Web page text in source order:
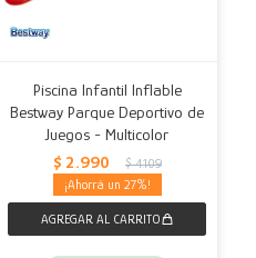
Piscina Infantil Inflable
Bestway Parque Deportivo de
Juegos - Multicolor
$ 2.990 $ 4.109
27